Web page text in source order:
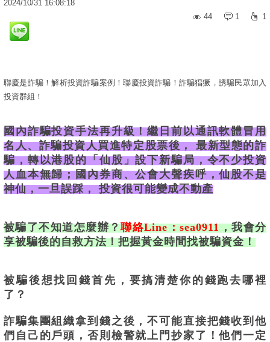
2024/10/31 16:08:18
44
1 1
聯慶是詐騙！解析投資詐騙案例！聯慶投資詐騙！詐騙猖獗，誘騙民眾加入
投資群組！
國內詐騙投資手法再升級！繼日前以通訊軟體冒用
名人、詐騙投資人買進特定股票後， 最新型態的詐
騙，轉以港股的「仙股」設下新騙局，令不少投資
人血本無歸；國內券商、公會大聲疾呼，仙股不是
神仙，一旦誤踩， 投資很可能變成不動產
被騙了不知道怎麼辦？聯絡Line：sea0911，我會分
享被騙後的自救方法！把握黃金時間找被騙資金！
被騙後想找回錢首先，要搞清楚你的錢跑去哪裡
了？
詐騙集團組織拿到錢之後，不可能直接把錢收到他
們自己的戶頭，否則檢警就上門抄家了！他們一定